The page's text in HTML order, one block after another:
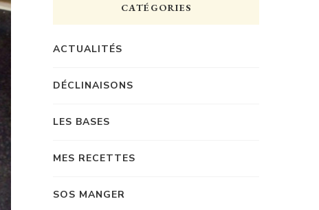
CATÉGORIES
ACTUALITÉS
DÉCLINAISONS
LES BASES
MES RECETTES
SOS MANGER